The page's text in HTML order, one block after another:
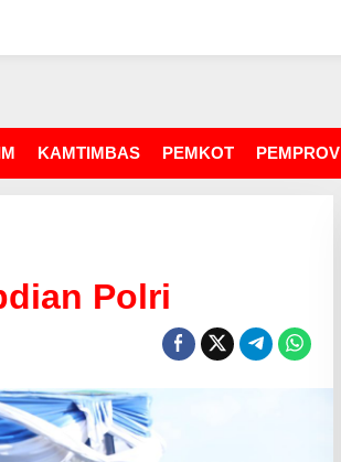
KAMTIMBAS PEMKOT PEMPROV
Polri